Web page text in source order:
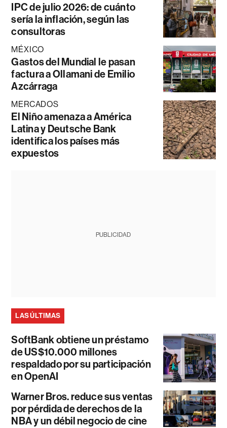
IPC de julio 2026: de cuánto
sería la inflación, según las
consultoras
MÉXICO
Gastos del Mundial le pasan
factura a Ollamani de Emilio
Azcárraga
MERCADOS
El Niño amenaza a América
Latina y Deutsche Bank
identifica los países más
expuestos
PUBLICIDAD
LAS ÚLTIMAS
SoftBank obtiene un préstamo
de US$10.000 millones
respaldado por su participación
en OpenAI
Warner Bros. reduce sus ventas
por pérdida de derechos de la
NBA y un débil negocio de cine